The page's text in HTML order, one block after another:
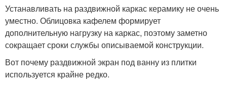
Устанавливать на раздвижной каркас керамику не очень
уместно. Облицовка кафелем формирует
дополнительную нагрузку на каркас, поэтому заметно
сокращает сроки службы описываемой конструкции.
Вот почему раздвижной экран под ванну из плитки
используется крайне редко.